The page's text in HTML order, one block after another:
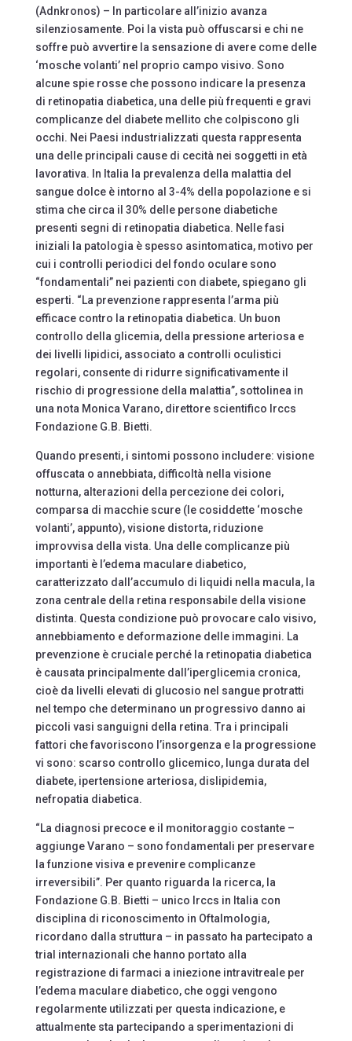
(Adnkronos) – In particolare all’inizio avanza
silenziosamente. Poi la vista può offuscarsi e chi ne
soffre può avvertire la sensazione di avere come delle
‘mosche volanti’ nel proprio campo visivo. Sono
alcune spie rosse che possono indicare la presenza
di retinopatia diabetica, una delle più frequenti e gravi
complicanze del diabete mellito che colpiscono gli
occhi. Nei Paesi industrializzati questa rappresenta
una delle principali cause di cecità nei soggetti in età
lavorativa. In Italia la prevalenza della malattia del
sangue dolce è intorno al 3-4% della popolazione e si
stima che circa il 30% delle persone diabetiche
presenti segni di retinopatia diabetica. Nelle fasi
iniziali la patologia è spesso asintomatica, motivo per
cui i controlli periodici del fondo oculare sono
“fondamentali” nei pazienti con diabete, spiegano gli
esperti. “La prevenzione rappresenta l’arma più
efficace contro la retinopatia diabetica. Un buon
controllo della glicemia, della pressione arteriosa e
dei livelli lipidici, associato a controlli oculistici
regolari, consente di ridurre significativamente il
rischio di progressione della malattia”, sottolinea in
una nota Monica Varano, direttore scientifico Irccs
Fondazione G.B. Bietti.
Quando presenti, i sintomi possono includere: visione
offuscata o annebbiata, difficoltà nella visione
notturna, alterazioni della percezione dei colori,
comparsa di macchie scure (le cosiddette ‘mosche
volanti’, appunto), visione distorta, riduzione
improvvisa della vista. Una delle complicanze più
importanti è l’edema maculare diabetico,
caratterizzato dall’accumulo di liquidi nella macula, la
zona centrale della retina responsabile della visione
distinta. Questa condizione può provocare calo visivo,
annebbiamento e deformazione delle immagini. La
prevenzione è cruciale perché la retinopatia diabetica
è causata principalmente dall’iperglicemia cronica,
cioè da livelli elevati di glucosio nel sangue protratti
nel tempo che determinano un progressivo danno ai
piccoli vasi sanguigni della retina. Tra i principali
fattori che favoriscono l’insorgenza e la progressione
vi sono: scarso controllo glicemico, lunga durata del
diabete, ipertensione arteriosa, dislipidemia,
nefropatia diabetica.
“La diagnosi precoce e il monitoraggio costante –
aggiunge Varano – sono fondamentali per preservare
la funzione visiva e prevenire complicanze
irreversibili”. Per quanto riguarda la ricerca, la
Fondazione G.B. Bietti – unico Irccs in Italia con
disciplina di riconoscimento in Oftalmologia,
ricordano dalla struttura – in passato ha partecipato a
trial internazionali che hanno portato alla
registrazione di farmaci a iniezione intravitreale per
l’edema maculare diabetico, che oggi vengono
regolarmente utilizzati per questa indicazione, e
attualmente sta partecipando a sperimentazioni di